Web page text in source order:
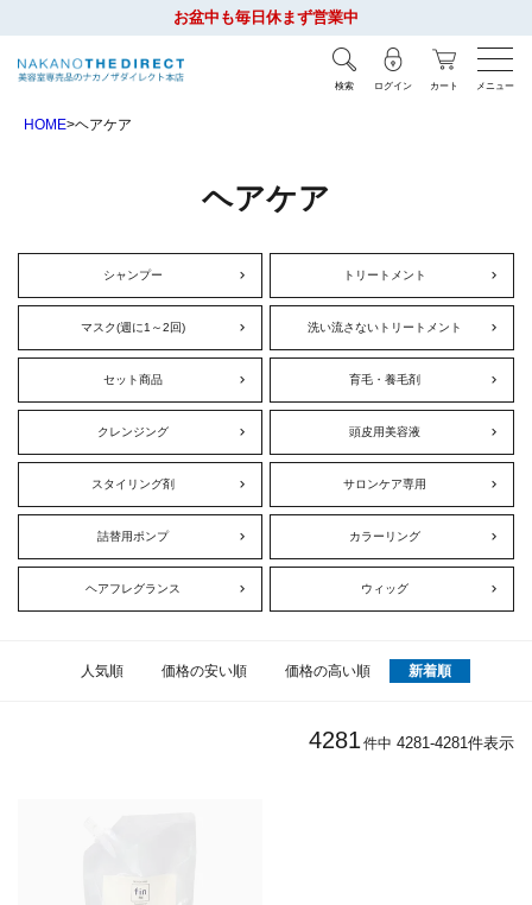
お盆中も毎日休まず営業中
検索 ログイン カート メニュー
HOME ヘアケア
ヘアケア
シャンプー トリートメント
マスク(週に1～2回) 洗い流さないトリートメント
セット商品 育毛・養毛剤
クレンジング 頭皮用美容液
スタイリング剤 サロンケア専用
詰替用ポンプ カラーリング
ヘアフレグランス ウィッグ
人気順 価格の安い順 価格の高い順 新着順
4281 件中 4281-4281件表示